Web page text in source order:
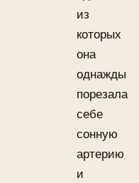
из
которых
она
однажды
порезала
себе
сонную
артерию
и